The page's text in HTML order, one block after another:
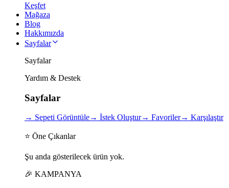
Keşfet
Mağaza
Blog
Hakkımızda
Sayfalar
Sayfalar
Yardım & Destek
Sayfalar
→ Sepeti Görüntüle→ İstek Oluştur→ Favoriler→ Karşılaştır
⭐ Öne Çıkanlar
Şu anda gösterilecek ürün yok.
🎉 KAMPANYA